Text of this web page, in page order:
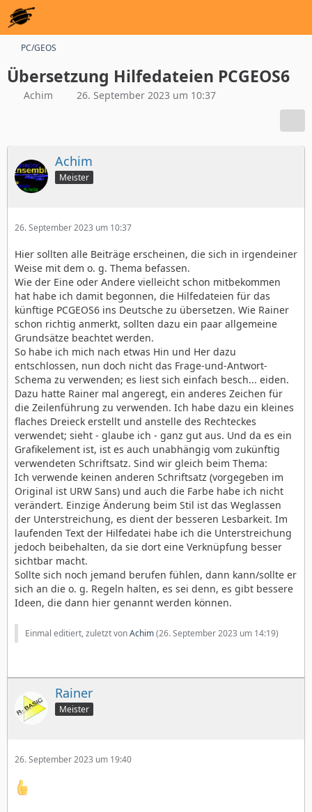
PC/GEOS
Übersetzung Hilfedateien PCGEOS6
Achim 26. September 2023 um 10:37
Achim
Meister
26. September 2023 um 10:37
Hier sollten alle Beiträge erscheinen, die sich in irgendeiner
Weise mit dem o. g. Thema befassen.
Wie der Eine oder Andere vielleicht schon mitbekommen
hat habe ich damit begonnen, die Hilfedateien für das
künftige PCGEOS6 ins Deutsche zu übersetzen. Wie Rainer
schon richtig anmerkt, sollten dazu ein paar allgemeine
Grundsätze beachtet werden.
So habe ich mich nach etwas Hin und Her dazu
entschlossen, nun doch nicht das Frage-und-Antwort-
Schema zu verwenden; es liest sich einfach besch... eiden.
Dazu hatte Rainer mal angeregt, ein anderes Zeichen für
die Zeilenführung zu verwenden. Ich habe dazu ein kleines
flaches Dreieck erstellt und anstelle des Rechteckes
verwendet; sieht - glaube ich - ganz gut aus. Und da es ein
Grafikelement ist, ist es auch unabhängig vom zukünftig
verwendeten Schriftsatz. Sind wir gleich beim Thema:
Ich verwende keinen anderen Schriftsatz (vorgegeben im
Original ist URW Sans) und auch die Farbe habe ich nicht
verändert. Einzige Änderung beim Stil ist das Weglassen
der Unterstreichung, es dient der besseren Lesbarkeit. Im
laufenden Text der Hilfedatei habe ich die Unterstreichung
jedoch beibehalten, da sie dort eine Verknüpfung besser
sichtbar macht.
Sollte sich noch jemand berufen fühlen, dann kann/sollte er
sich an die o. g. Regeln halten, es sei denn, es gibt bessere
Ideen, die dann hier genannt werden können.
Einmal editiert, zuletzt vonAchim(26. September 2023 um 14:19)
Rainer
Meister
26. September 2023 um 19:40